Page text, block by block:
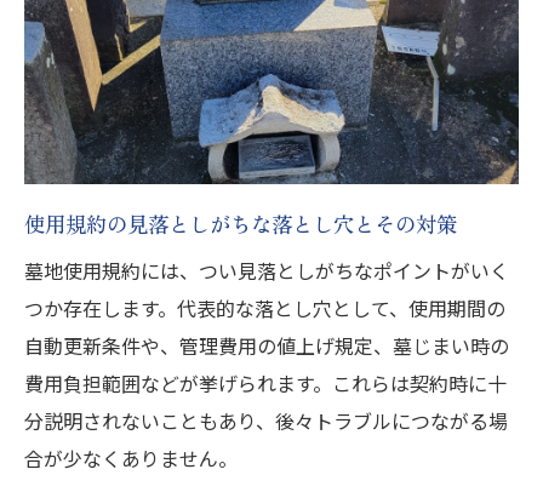
使用規約の見落としがちな落とし穴とその対策
墓地使用規約には、つい見落としがちなポイントがいく
つか存在します。代表的な落とし穴として、使用期間の
自動更新条件や、管理費用の値上げ規定、墓じまい時の
費用負担範囲などが挙げられます。これらは契約時に十
分説明されないこともあり、後々トラブルにつながる場
合が少なくありません。